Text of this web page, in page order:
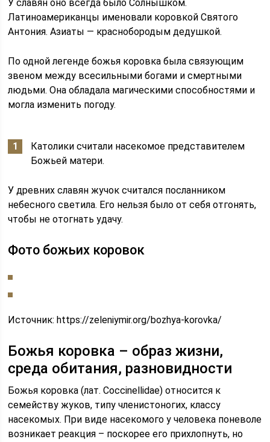
У славян оно всегда было Солнышком.
Латиноамериканцы именовали коровкой Святого
Антония. Азиаты — краснобородым дедушкой.
По одной легенде божья коровка была связующим
звеном между всесильными богами и смертными
людьми. Она обладала магическими способностями и
могла изменить погоду.
Католики считали насекомое представителем
Божьей матери.
У древних славян жучок считался посланником
небесного светила. Его нельзя было от себя отгонять,
чтобы не отогнать удачу.
Фото божьих коровок
Источник:https://zeleniymir.org/bozhya-korovka/
Божья коровка – образ жизни,
среда обитания, разновидности
Божья коровка (лат. Coccinellidae) относится к
семейству жуков, типу членистоногих, классу
насекомых. При виде насекомого у человека поневоле
возникает реакция – поскорее его прихлопнуть, но